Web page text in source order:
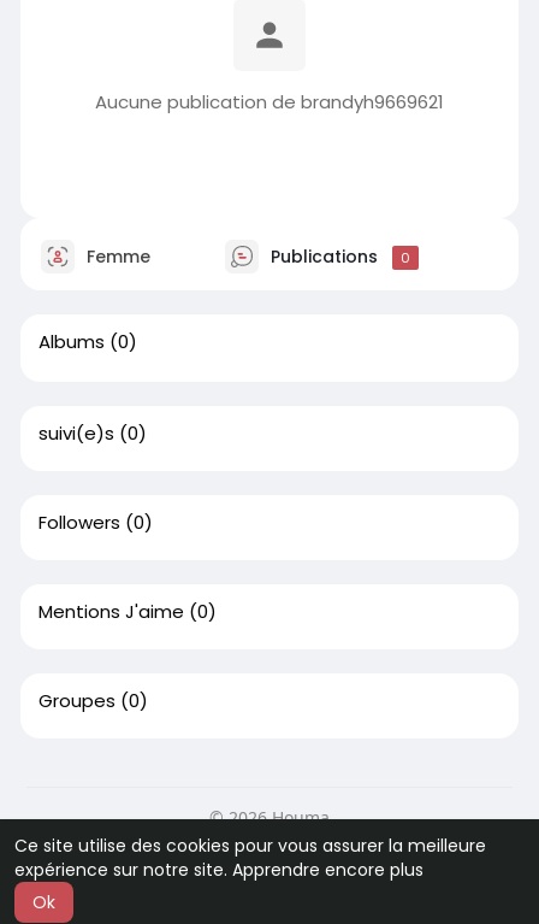
Ce site utilise des cookies pour vous assurer la meilleure
expérience sur notre site. Apprendre encore plus
Ok
Aucune publication de brandyh9669621
Femme Publications 0
Albums (0)
suivi(e)s (0)
Followers (0)
Mentions J'aime (0)
Groupes (0)
© 2026 Houma
Accueil
A Propos
Contactez-nous
Politique de confidentialité
Conditions d'utilisation